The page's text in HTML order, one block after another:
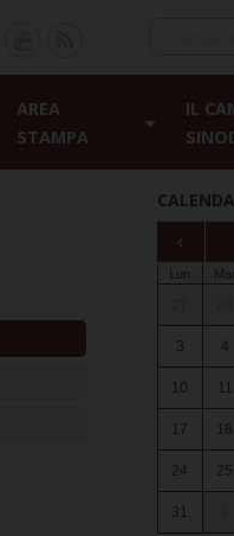
AREA
STAMPA
IL
‹
Lun Mar
3 4
10 11
17 18
24 25
31